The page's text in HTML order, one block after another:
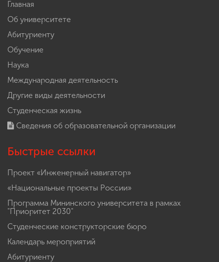
Главная
Об университете
Абитуриенту
Обучение
Наука
Международная деятельность
Другие виды деятельности
Студенческая жизнь
Сведения об образовательной организации
Быстрые ссылки
Проект «Инженерный навигатор»
«Национальные проекты России»
Программа Мининского университета в рамках
"Приоритет 2030"
Студенческие конструкторские бюро
Календарь мероприятий
Абитуриенту